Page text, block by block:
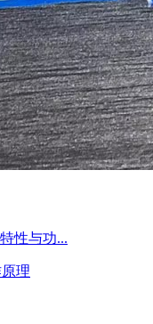
性与功...